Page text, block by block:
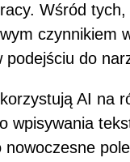
Wśród
czynnikiem
podejściu do
AI na
wpisywania